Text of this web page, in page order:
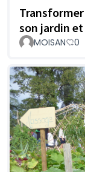
son jardin
MOISAN 0